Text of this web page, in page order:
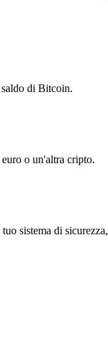
di Bitcoin.
o un'altra cripto.
sistema di